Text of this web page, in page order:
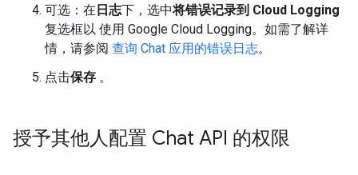
可选：在 日志下，选中将错误记录到 Cloud Logging
复选框以 使用 Google Cloud Logging。如需了解详
情，请参阅 查询 Chat 应用的错误日志。
点击保存 。
授予其他人配置 Chat API 的权限